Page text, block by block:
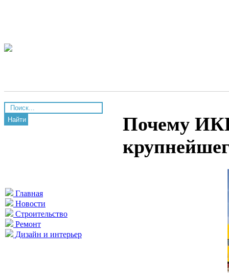
Найти
Главная
Новости
Строительство
Ремонт
Дизайн и интерьер
Почему